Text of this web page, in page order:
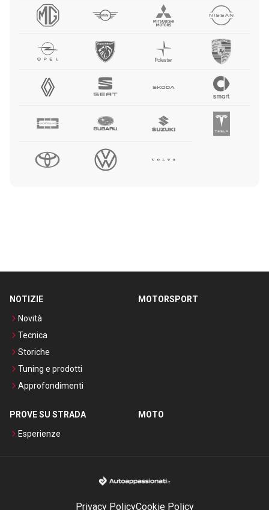
NOTIZIE
Novità
Tecnica
Storiche
Tuning e prodotti
Approfondimenti
MOTORSPORT
PROVE SU STRADA
Esperienze
MOTO
Privacy PolicyCookie Policy